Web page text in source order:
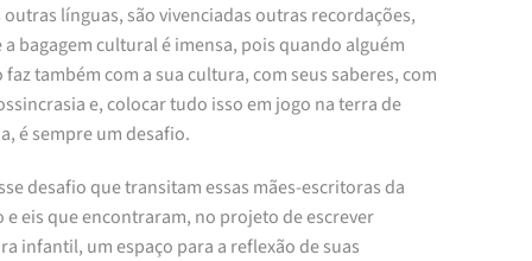
línguas, são vivenciadas outras recordações,
a bagagem cultural é imensa, pois quando alguém
faz também com a sua cultura, com seus saberes, com
e, colocar tudo isso em jogo na terra de
é sempre um desafio.
desafio que transitam essas mães-escritoras da
e eis que encontraram, no projeto de escrever
infantil, um espaço para a reflexão de suas